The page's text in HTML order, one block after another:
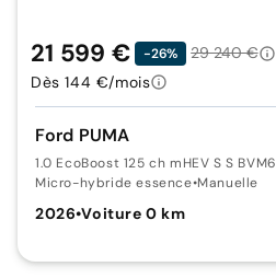
Ford PUMA
1.0 EcoBoost 125 ch mHEV S S BVM6
Micro-hybride essence•Manuelle
2026•Voiture 0 km
21 599 € -26%
29 240 €
Dès 144 €/mois